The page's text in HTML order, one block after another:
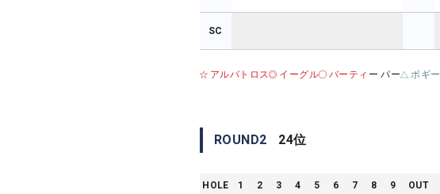
SC
アルバトロス イーグル バーティ ー パー ボギー
ROUND2 24位
HOLE 1 2 3 4 5 6 7 8 9 OUT